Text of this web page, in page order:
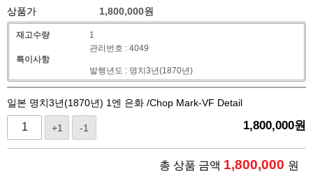
상품가 1,800,000원
재고수량 1
특이사항
관리번호 : 4049
발행년도 : 명치3년(1870년)
일본 명치3년(1870년) 1엔 은화 /Chop Mark-VF Detail
+1 -1 1,800,000원
총 상품 금액 1,800,000 원